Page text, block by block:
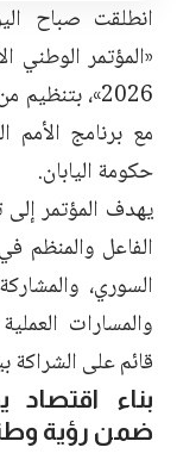
انطلقت صباح
«المؤتمر الوطني
2026»،
مع برنامج الأمم
حكومة اليابان.
يهدف المؤتمر
الفاعل والمنظم
السوري،
والمسارات
قائم على الشراكة
بناء اقتصاد
ضمن رؤية